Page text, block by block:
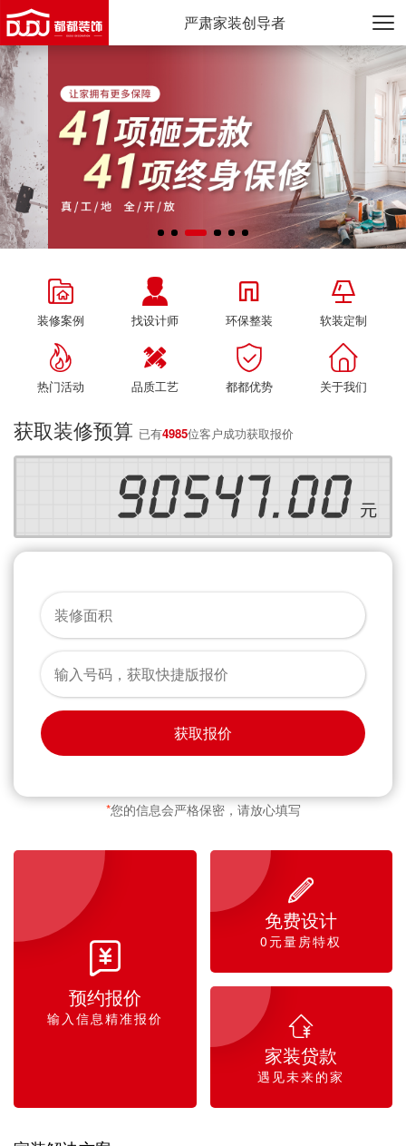
严肃家装创导者

装修案例

找设计师

环保整装

软装定制

热门活动

品质工艺

都都优势

关于我们
获取装修预算 已有4985位客户成功获取报价
获取报价
*您的信息会严格保密，请放心填写

预约报价
输入信息精准报价

免费设计
0元量房特权

家装贷款
遇见未来的家